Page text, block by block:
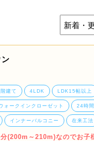
建て 4LDK LDK15帖以上
ォークインクローゼット 24時
インナーバルコニー 在来工法
(200m～210m)なのでお子